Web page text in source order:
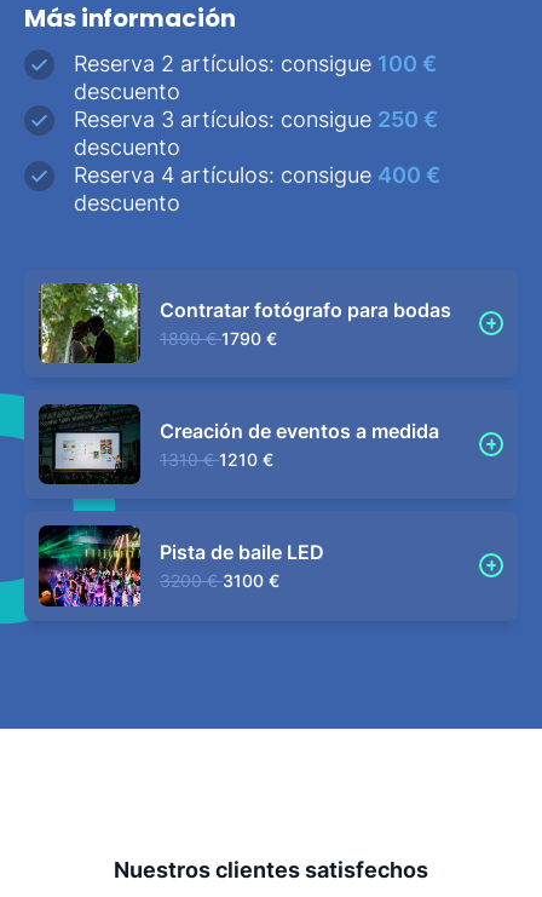
Más información
Reserva 2 artículos: consigue 100 €
descuento
Reserva 3 artículos: consigue 250 €
descuento
Reserva 4 artículos: consigue 400 €
descuento
Contratar fotógrafo para bodas
1890 € 1790 €
Creación de eventos a medida
1310 € 1210 €
Pista de baile LED
3200 € 3100 €
Nuestros clientes satisfechos